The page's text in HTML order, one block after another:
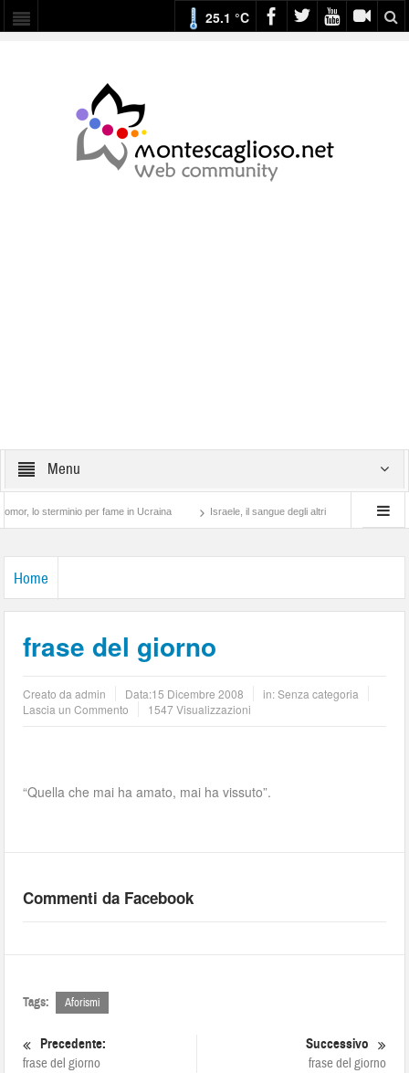
25.1 °C
Menu
sterminio per fame in Ucraina Israele, il sangue degli altri Lotta di classe…
Home
frase del giorno
Creato daadmin Data:15 Dicembre 2008
in: Senza categoria
Lascia un Commento
1547 Visualizzazioni
“Quella che mai ha amato, mai ha vissuto”.
Commenti da Facebook
Tags: Aforismi
Precedente:
frase del giorno
Successivo
frase del giorno